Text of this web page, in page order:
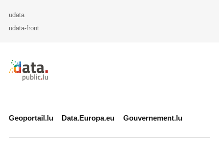
udata
udata-front
Retour à l'accueil de data.public.lu
Geoportail.lu Data.Europa.eu Gouvernement.lu